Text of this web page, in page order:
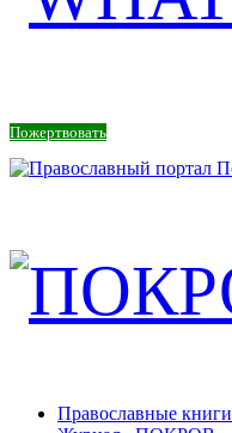
Пожертвовать
Православные книги